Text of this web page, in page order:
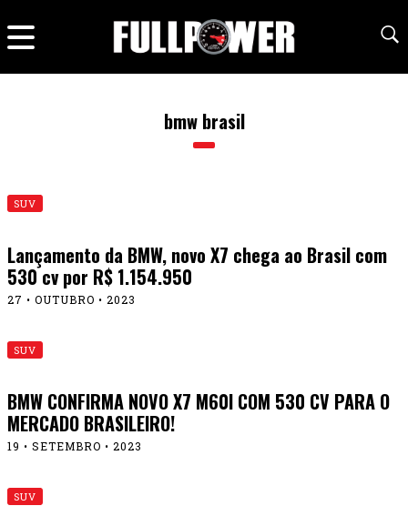
bmw brasil
SUV
Lançamento da BMW, novo X7 chega ao Brasil com
530 cv por R$ 1.154.950
27 • OUTUBRO • 2023
SUV
BMW CONFIRMA NOVO X7 M60I COM 530 CV PARA O
MERCADO BRASILEIRO!
19 • SETEMBRO • 2023
SUV